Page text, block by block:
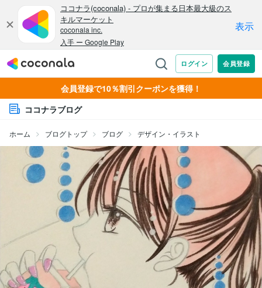
会員登録で10％割引クーポンを獲得！
ココナラブログ
ホーム ブログトップ ブログ デザイン・イラスト